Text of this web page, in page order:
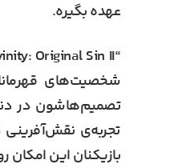
عهده بگیره.
شخصیت‌های
تصمیم‌هاشون در
تجربه‌ی نقش‌آفرینی
بازیکنان این